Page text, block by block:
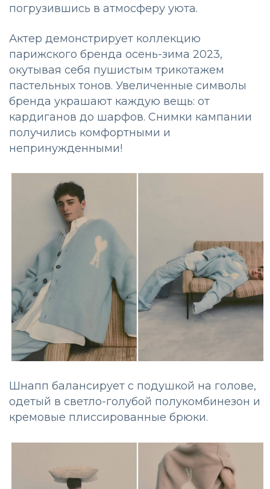
погрузившись в атмосферу уюта.
Актер демонстрирует коллекцию
парижского бренда осень-зима 2023,
окутывая себя пушистым трикотажем
пастельных тонов. Увеличенные символы
бренда украшают каждую вещь: от
кардиганов до шарфов. Снимки кампании
получились комфортными и
непринужденными!
Шнапп балансирует с подушкой на голове,
одетый в светло-голубой полукомбинезон и
кремовые плиссированные брюки.